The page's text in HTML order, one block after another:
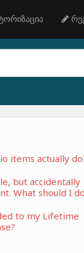
items actually
but accidentally
What should I
to my Lifetime